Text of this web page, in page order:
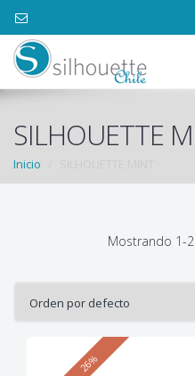
SILHOUETTE
Inicio
Mostrando 1-
26%